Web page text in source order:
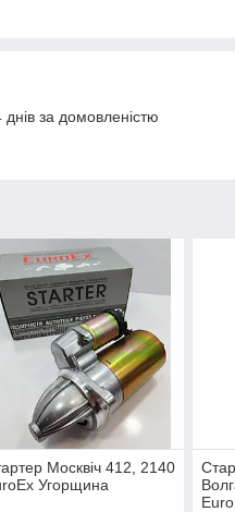
за домовленістю
Москвіч 412, 2140
Угорщина